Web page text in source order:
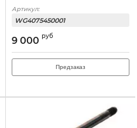
Артикул:
WG4075450001
9 000 руб
Предзаказ